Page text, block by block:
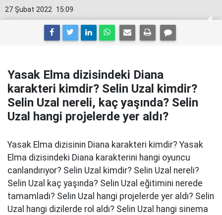
15:09
27 Şubat 2022
Yasak Elma dizisindeki Diana
karakteri kimdir? Selin Uzal kimdir?
Selin Uzal nereli, kaç yaşında? Selin
Uzal hangi projelerde yer aldı?
Yasak Elma dizisinin Diana karakteri kimdir? Yasak
Elma dizisindeki Diana karakterini hangi oyuncu
canlandırıyor? Selin Uzal kimdir? Selin Uzal nereli?
Selin Uzal kaç yaşında? Selin Uzal eğitimini nerede
tamamladı? Selin Uzal hangi projelerde yer aldı? Selin
Uzal hangi dizilerde rol aldı? Selin Uzal hangi sinema